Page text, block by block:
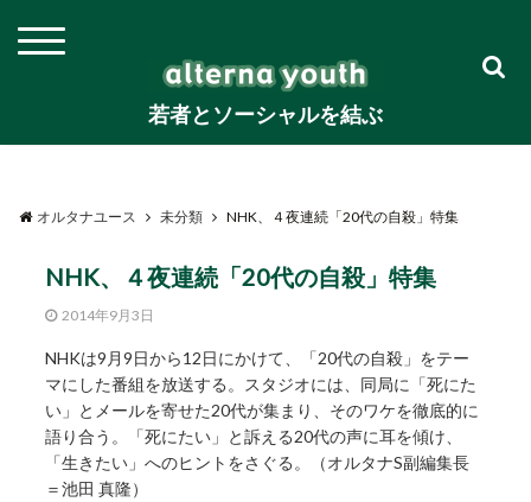
若者とソーシャルを結ぶ
オルタナユース 未分類 NHK、４夜連続「20代の自殺」特集
NHK、４夜連続「20代の自殺」特集
2014年9月3日
NHKは9月9日から12日にかけて、「20代の自殺」をテー
マにした番組を放送する。スタジオには、同局に「死にた
い」とメールを寄せた20代が集まり、そのワケを徹底的に
語り合う。「死にたい」と訴える20代の声に耳を傾け、
「生きたい」へのヒントをさぐる。（オルタナS副編集長
＝池田 真隆）